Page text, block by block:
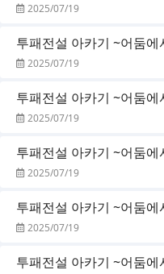
2025/07/19
투패전설 아카기 ~어둠
2025/07/19
투패전설 아카기 ~어둠
2025/07/19
투패전설 아카기 ~어둠
2025/07/19
투패전설 아카기 ~어둠
2025/07/19
투패전설 아카기 ~어둠